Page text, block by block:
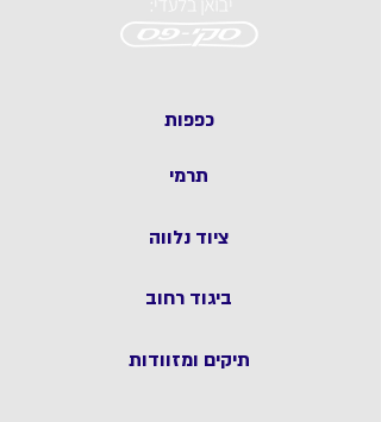
כפפות
תרמי
ציוד נלווה
ביגוד רחוב
תיקים ומזוודות